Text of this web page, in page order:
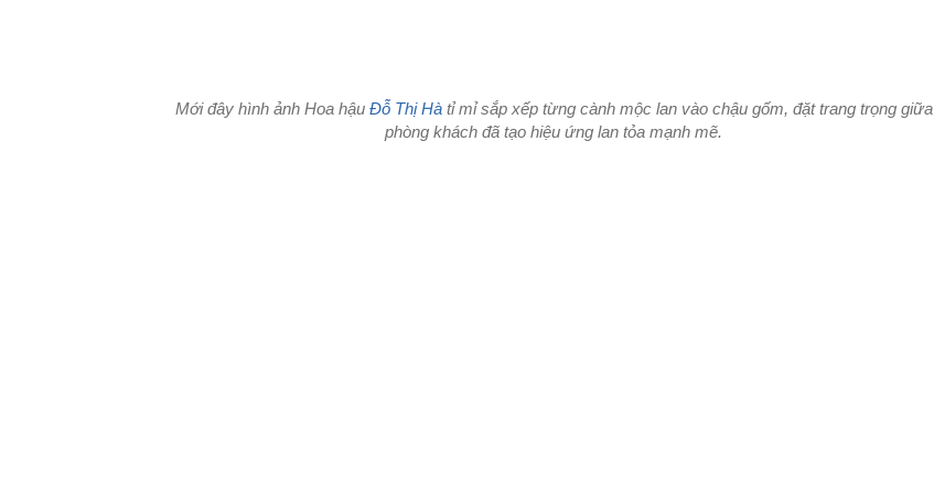
Mới đây hình ảnh Hoa hậu Đỗ Thị Hàtỉ mỉ sắp xếp từng cành mộc lan vào chậu gốm, đặt trang trọng giữa
phòng khách đã tạo hiệu ứng lan tỏa mạnh mẽ.